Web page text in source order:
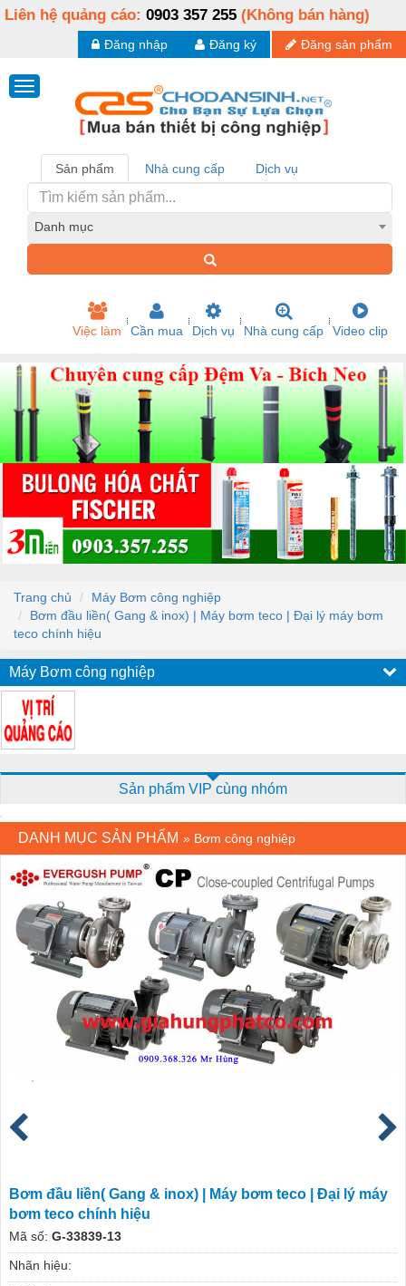
Liên hệ quảng cáo: 0903 357 255 (Không bán hàng)
Đăng sản phẩm
Đăng ký
Đăng nhập
Sản phẩm Nhà cung cấp Dịch vụ
Danh mục
Việc làm Cần mua Dịch vụ Nhà cung cấp Video clip
Trang chủ
Máy Bơm công nghiệp
Bơm đầu liền( Gang & inox) | Máy bơm teco | Đại lý máy bơm
teco chính hiệu
Máy Bơm công nghiệp
Sản phẩm VIP cùng nhóm
DANH MỤC SẢN PHẨM » Bơm công nghiệp
Bơm đầu liền( Gang & inox) | Máy bơm teco | Đại lý máy
bơm teco chính hiệu
Mã số: G-33839-13
Nhãn hiệu: